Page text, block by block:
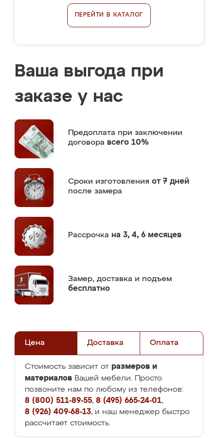
ПЕРЕЙТИ В КАТАЛОГ
Ваша выгода при
заказе у нас
Предоплата при заключении
договора всего 10%
Сроки изготовления от 7 дней
после замера
Рассрочка на 3, 4, 6 месяцев
Замер, доставка и подъем
бесплатно
Цена Доставка Оплата
Стоимость зависит от размеров и
материалов Вашей мебели. Просто
позвоните нам по любому из телефонов:
8 (800) 511-89-55, 8 (495) 665-24-01,
8 (926) 409-68-13, и наш менеджер быстро
рассчитает стоимость.